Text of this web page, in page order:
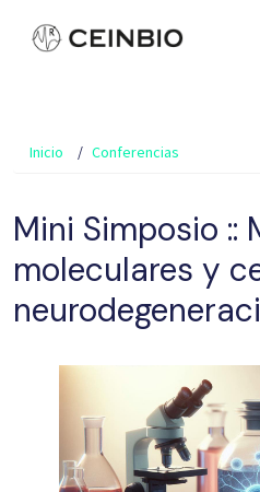
Inicio Conferencias
Mini Simposio ::
moleculares y